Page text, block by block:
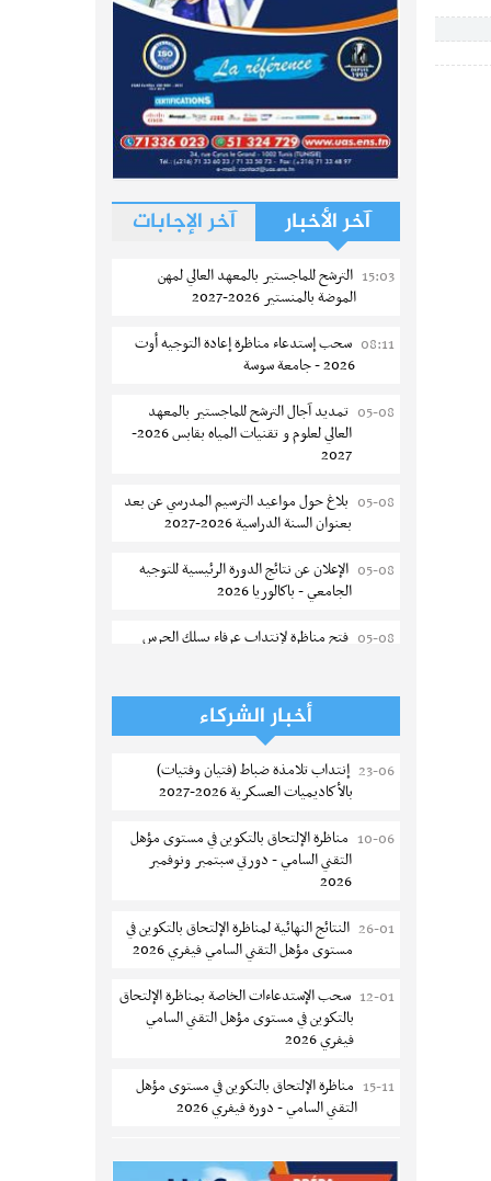
آخر الأخبار آخر الإجابات
15:03 الترشح للماجستير بالمعهد العالي لمهن
الموضة بالمنستير 2026-2027
08:11 سحب إستدعاء مناظرة إعادة التوجيه أوت
2026 - جامعة سوسة
05-08 تمديد آجال الترشح للماجستير بالمعهد
العالي لعلوم و تقنيات المياه بقابس 2026-
2027
05-08 بلاغ حول مواعيد الترسيم المدرسي عن بعد
بعنوان السنة الدراسية 2026-2027
05-08 الإعلان عن نتائج الدورة الرئيسية للتوجيه
الجامعي - باكالوريا 2026
05-08 فتح مناظرة لإنتداب عرفاء بسلك الحرس
تسجيل طلبة كلية الآداب والفنون
والإنسانيات بمنوبة 2026-2027
05-08 المعهد العالي للرياضة و التربية البدنية
بقصر السعيد : ترسيم السنوات الثانية
تمديد آجال الترشح للماجستير بكلية العلوم
بقابس 2026-2027
05-08 كلية العلوم الإقتصادية والتصرف بسوسة :
الترشح لماجستير مهني جديد
05-08 الترشح للماجستير بالمعهد العالي للرياضة
والتربية البدنية بصفاقس 2026-2027
التعليم الثانوي والفني والتقني
جوقار الفحص :فتح باب الترشح لقبول
أخبار الشركاء
23-06 إنتداب تلامذة ضباط (فتيان وفتيات)
بالأكاديميات العسكرية 2026-2027
10-06 مناظرة الإلتحاق بالتكوين في مستوى مؤهل
التقني السامي - دورتي سبتمبر ونوفمبر
2026
26-01 النتائج النهائية لمناظرة الإلتحاق بالتكوين في
مستوى مؤهل التقني السامي فيفري 2026
12-01 سحب الإستدعاءات الخاصة بمناظرة الإلتحاق
بالتكوين في مستوى مؤهل التقني السامي
فيفري 2026
15-11 مناظرة الإلتحاق بالتكوين في مستوى مؤهل
التقني السامي - دورة فيفري 2026
12-09